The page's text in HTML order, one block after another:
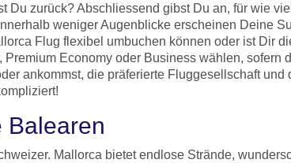
zurück? Abschliessend gibst Du an, für wie
weniger Augenblicke erscheinen Deine
Flug flexibel umbuchen können oder ist Dir
Economy oder Business wählen, sofern
ankommst, die präferierte Fluggesellschaft
Balearen
Mallorca bietet endlose Strände,